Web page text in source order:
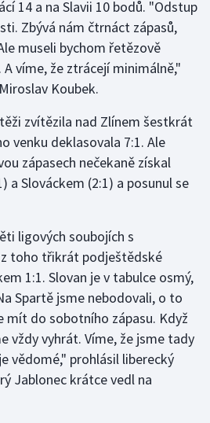
14 a na Slavii 10 bodů. "Odstup
Zbývá nám čtrnáct zápasů,
museli bychom řetězově
víme, že ztrácejí minimálně,"
Koubek.
zvítězila nad Zlínem šestkrát
venku deklasovala 7:1. Ale
zápasech nečekaně získal
a Slováckem (2:1) a posunul se
ligových soubojích s
toho třikrát podještědské
1:1. Slovan je v tabulce osmý,
Spartě jsme nebodovali, o to
do sobotního zápasu. Když
vždy vyhrát. Víme, že jsme tady
vědomé," prohlásil liberecký
Jablonec krátce vedl na